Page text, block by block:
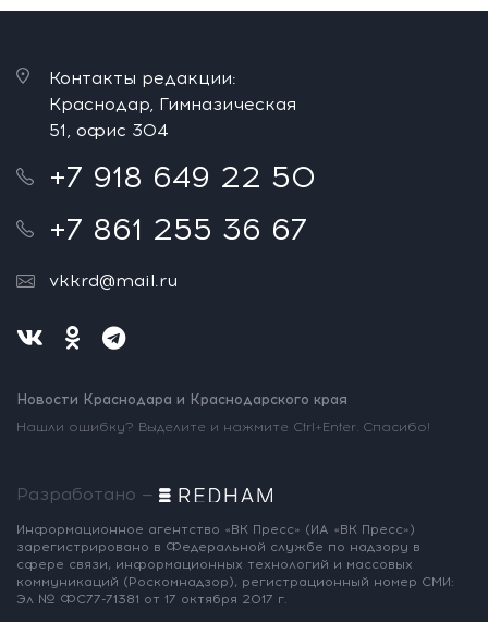
Контакты редакции:
Краснодар, Гимназическая
51, офис 304
+7 918 649 22 50
+7 861 255 36 67
vkkrd@mail.ru
Новости Краснодара и Краснодарского края
Нашли ошибку? Выделите и нажмите Ctrl+Enter. Спасибо!
Разработано —
Информационное агентство «ВК Пресс» (ИА «ВК Пресс»)
зарегистрировано в Федеральной службе по надзору в
сфере связи, информационных технологий и массовых
коммуникаций (Роскомнадзор), регистрационный номер СМИ:
Эл № ФС77-71381 от 17 октября 2017 г.